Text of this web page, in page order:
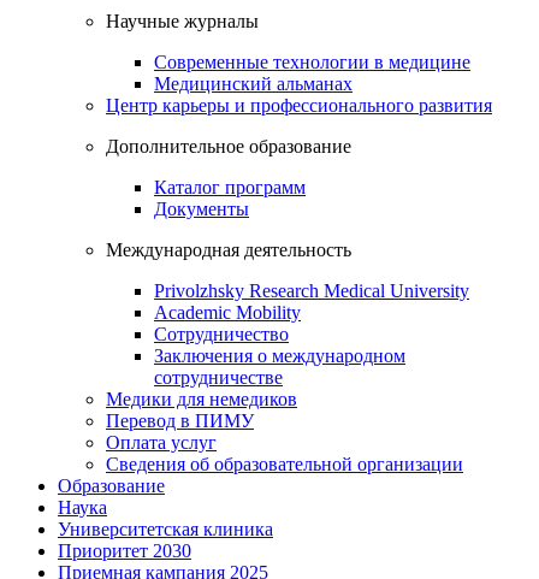
Научные журналы
Современные технологии в медицине
Медицинский альманах
Центр карьеры и профессионального развития
Дополнительное образование
Каталог программ
Документы
Международная деятельность
Privolzhsky Research Medical University
Academic Mobility
Сотрудничество
Заключения о международном
сотрудничестве
Медики для немедиков
Перевод в ПИМУ
Оплата услуг
Сведения об образовательной организации
Образование
Наука
Университетская клиника
Приоритет 2030
Приемная кампания 2025